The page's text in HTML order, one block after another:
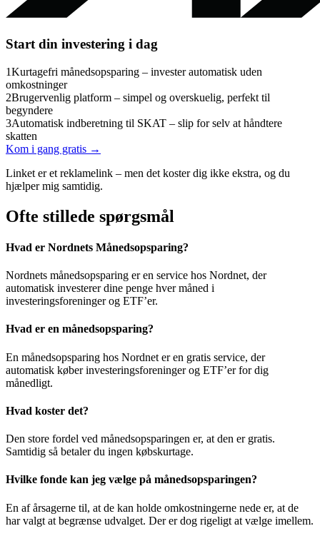
Start din investering i dag
1Kurtagefri månedsopsparing – invester automatisk uden
omkostninger
2Brugervenlig platform – simpel og overskuelig, perfekt til
begyndere
3Automatisk indberetning til SKAT – slip for selv at håndtere
skatten
Kom i gang gratis →
Linket er et reklamelink – men det koster dig ikke ekstra, og du
hjælper mig samtidig.
Ofte stillede spørgsmål
Hvad er Nordnets Månedsopsparing?
Nordnets månedsopsparing er en service hos Nordnet, der
automatisk investerer dine penge hver måned i
investeringsforeninger og ETF’er.
Hvad er en månedsopsparing?
En månedsopsparing hos Nordnet er en gratis service, der
automatisk køber investeringsforeninger og ETF’er for dig
månedligt.
Hvad koster det?
Den store fordel ved månedsopsparingen er, at den er gratis.
Samtidig så betaler du ingen købskurtage.
Hvilke fonde kan jeg vælge på månedsopsparingen?
En af årsagerne til, at de kan holde omkostningerne nede er, at de
har valgt at begrænse udvalget. Der er dog rigeligt at vælge imellem.